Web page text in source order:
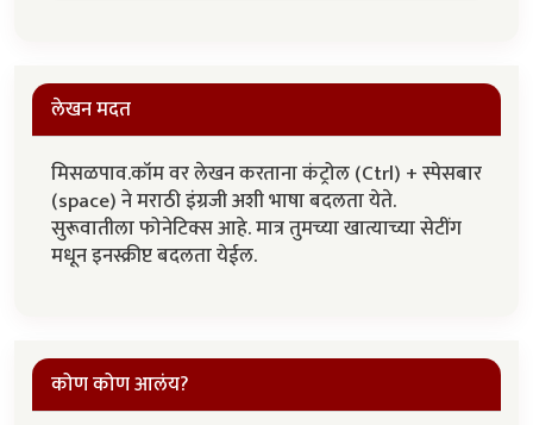
लेखन मदत
मिसळपाव.कॉम वर लेखन करताना कंट्रोल (Ctrl) + स्पेसबार
(space) ने मराठी इंग्रजी अशी भाषा बदलता येते.
सुरूवातीला फोनेटिक्स आहे. मात्र तुमच्या खात्याच्या सेटींग
मधून इनस्क्रीप्ट बदलता येईल.
कोण कोण आलंय?